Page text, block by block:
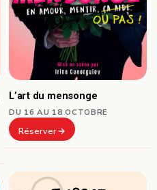
L’art du mensonge
DU 16 AU 18 OCTOBRE
Réserver